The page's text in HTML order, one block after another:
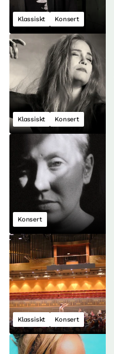
Klassiskt Konsert
Klassiskt Konsert
Konsert
Klassiskt Konsert